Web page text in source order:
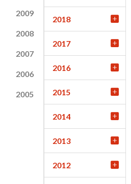
2009
2008
2007
2006
2005
2018
2017
2016
2015
2014
2013
2012